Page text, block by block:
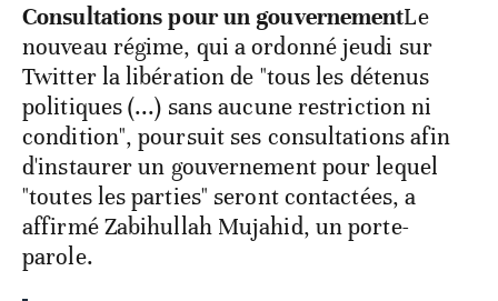
Consultations pour un gouvernementLe
nouveau régime, qui a ordonné jeudi sur
Twitter la libération de "tous les détenus
politiques (...) sans aucune restriction ni
condition", poursuit ses consultations afin
d'instaurer un gouvernement pour lequel
"toutes les parties" seront contactées, a
affirmé Zabihullah Mujahid, un porte-
parole.